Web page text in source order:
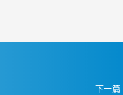
下一篇